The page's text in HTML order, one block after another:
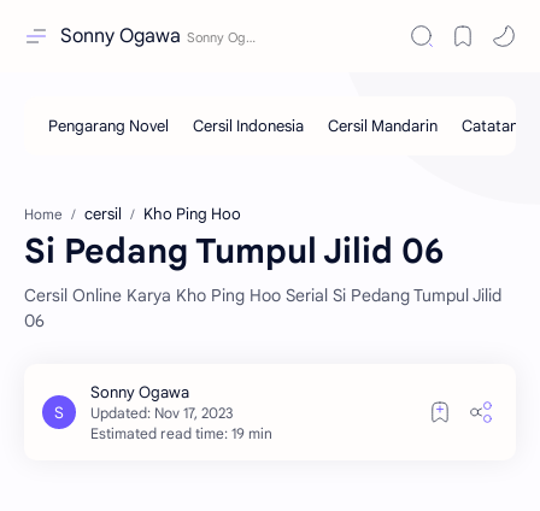
Sonny Ogawa
Home cersil Kho Ping Hoo
Si Pedang Tumpul Jilid 06
Cersil Online Karya Kho Ping Hoo Serial Si Pedang Tumpul Jilid
06
Estimated read time: 19 min